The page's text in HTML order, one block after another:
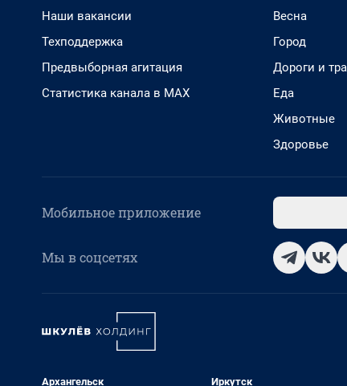
Наши вакансии
Техподдержка
Предвыборная агитация
Статистика канала в MAX
Весна
Город
Дороги и
Еда
Животные
Здоровье
Мобильное приложение
Мы в соцсетях
Архангельск Иркутск